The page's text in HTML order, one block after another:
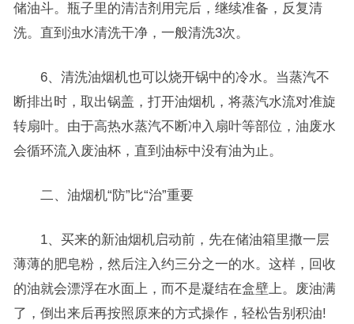
储油斗。瓶子里的清洁剂用完后，继续准备，反复清
洗。直到浊水清洗干净，一般清洗3次。
6、清洗油烟机也可以烧开锅中的冷水。当蒸汽不
断排出时，取出锅盖，打开油烟机，将蒸汽水流对准旋
转扇叶。由于高热水蒸汽不断冲入扇叶等部位，油废水
会循环流入废油杯，直到油标中没有油为止。
二、油烟机“防”比“治”重要
1、买来的新油烟机启动前，先在储油箱里撒一层
薄薄的肥皂粉，然后注入约三分之一的水。这样，回收
的油就会漂浮在水面上，而不是凝结在盒壁上。废油满
了，倒出来后再按照原来的方式操作，轻松告别积油!